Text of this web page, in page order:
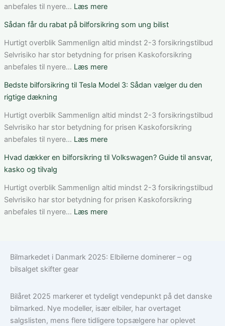
Danmark:
vurderer
du
pris,
dækning
vilkår
anbefales til nyere… Læs mere:
fungerer
bilforsikring
til
Mercedes
Klasse:
pris
og
valg
den
løsning
Sådan får du rabat på bilforsikring som ung bilist
Hurtigt overblik Sammenlign altid mindst 2-3 forsikringstilbud
Selvrisiko har stor betydning for prisen Kaskoforsikring
anbefales til nyere… Læs mere:
får
rabat
på
bilforsikring
ung
Bedste bilforsikring til Tesla Model 3: Sådan vælger du den
rigtige dækning
Hurtigt overblik Sammenlign altid mindst 2-3 forsikringstilbud
Selvrisiko har stor betydning for prisen Kaskoforsikring
anbefales til nyere… Læs mere:
bilforsikring
Tesla
Model
3:
den
Hvad dækker en bilforsikring til Volkswagen? Guide til ansvar,
kasko og tilvalg
Hurtigt overblik Sammenlign altid mindst 2-3 forsikringstilbud
Selvrisiko har stor betydning for prisen Kaskoforsikring
anbefales til nyere… Læs mere:
bilforsikring
Guide
til
ansvar,
Bilmarkedet i Danmark 2025: Elbilerne dominerer – og
bilsalget skifter gear
Bilåret 2025 markerer et tydeligt vendepunkt på det danske
bilmarked. Nye modeller, især elbiler, har overtaget
salgslisten, mens flere tidligere topsælgere har oplevet